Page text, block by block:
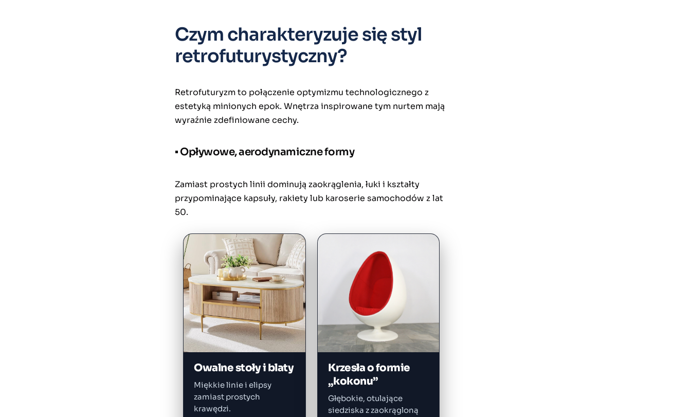
Czym charakteryzuje się styl
retrofuturystyczny?
Retrofuturyzm to połączenie optymizmu technologicznego z
estetyką minionych epok. Wnętrza inspirowane tym nurtem mają
wyraźnie zdefiniowane cechy.
▪ Opływowe, aerodynamiczne formy
Zamiast prostych linii dominują zaokrąglenia, łuki i kształty
przypominające kapsuły, rakiety lub karoserie samochodów z lat
50.
Owalne stoły i blaty
Miękkie linie i elipsy
zamiast prostych
krawędzi.
Krzesła o formie
„kokonu”
Głębokie, otulające
siedziska z zaokrągloną